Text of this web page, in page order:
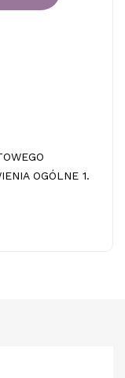
OGÓLNE 1.